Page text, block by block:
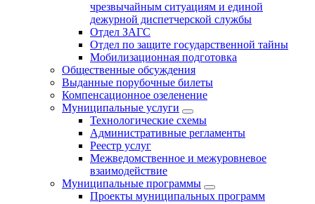
чрезвычайным ситуациям и единой
дежурной диспетчерской службы
Отдел ЗАГС
Отдел по защите государственной тайны
Мобилизационная подготовка
Общественные обсуждения
Выданные порубочные билеты
Компенсационное озеленение
Муниципальные услуги
Технологические схемы
Административные регламенты
Реестр услуг
Межведомственное и межуровневое
взаимодействие
Муниципальные программы
Проекты муниципальных программ